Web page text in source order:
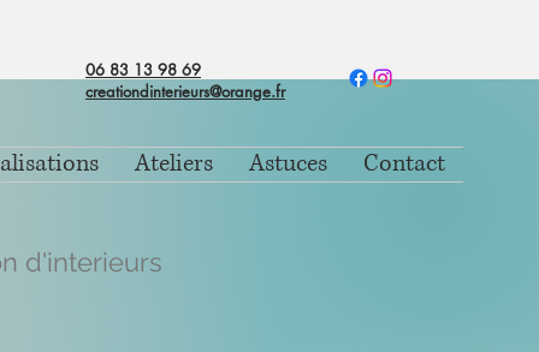
06 83 13 98 69
creationdinterieurs@orange.fr
Ateliers Astuces Contact
d'interieurs